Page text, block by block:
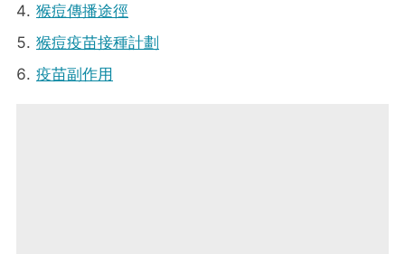
猴痘傳播途徑
猴痘疫苗接種計劃
疫苗副作用